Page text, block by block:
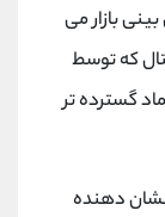
بازار می
ارز دیجیتال که توسط
گسترده تر
کوین از 119,000 دلار، نشان دهنده
90001030